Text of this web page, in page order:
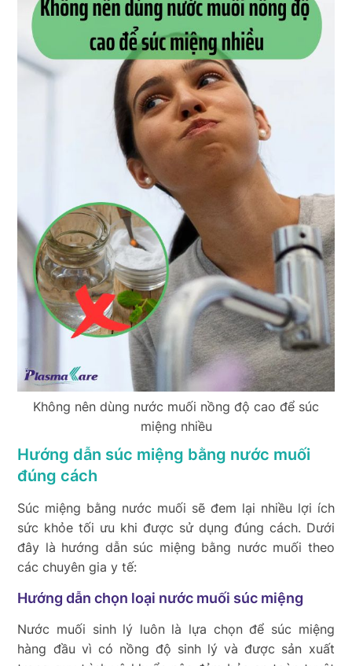
Không nên dùng nước muối nồng độ cao để súc
miệng nhiều
Hướng dẫn súc miệng bằng nước muối
đúng cách
Súc miệng bằng nước muối sẽ đem lại nhiều lợi ích
sức khỏe tối ưu khi được sử dụng đúng cách. Dưới
đây là hướng dẫn súc miệng bằng nước muối theo
các chuyên gia y tế:
Hướng dẫn chọn loại nước muối súc miệng
Nước muối sinh lý luôn là lựa chọn để súc miệng
hàng đầu vì có nồng độ sinh lý và được sản xuất